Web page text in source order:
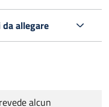
allegare
alcun